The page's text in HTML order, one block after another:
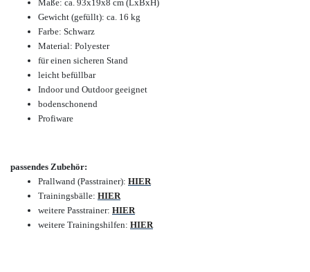
Maße: ca. 93x19x8 cm (LxBxH)
Gewicht (gefüllt): ca. 16 kg
Farbe: Schwarz
Material: Polyester
für einen sicheren Stand
leicht befüllbar
Indoor und Outdoor geeignet
bodenschonend
Profiware
passendes Zubehör:
Prallwand (Passtrainer): HIER
Trainingsbälle: HIER
weitere Passtrainer: HIER
weitere Trainingshilfen: HIER